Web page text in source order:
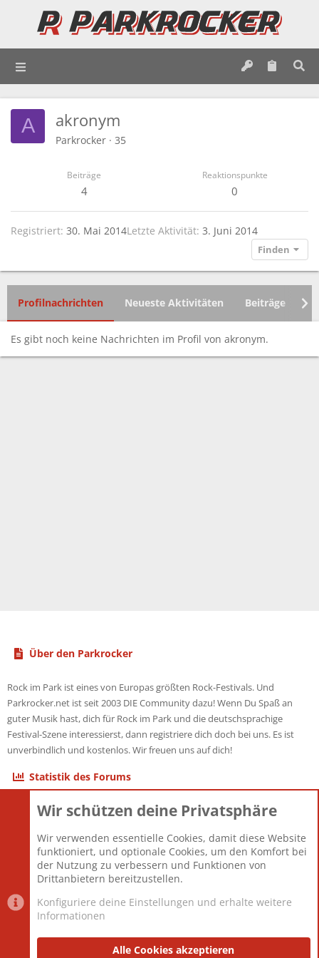
A akronym
Parkrocker · 35
Beiträge
4
Reaktionspunkte
0
Registriert 30. Mai 2014Letzte Aktivität 3. Juni 2014
Finden
Profilnachrichten Neueste Aktivitäten Beiträge
Es gibt noch keine Nachrichten im Profil von akronym.
Über den Parkrocker
Rock im Park ist eines von Europas größten Rock-Festivals. Und
Parkrocker.net ist seit 2003 DIE Community dazu! Wenn Du Spaß an
guter Musik hast, dich für Rock im Park und die deutschsprachige
Festival-Szene interessierst, dann registriere dich doch bei uns. Es ist
unverbindlich und kostenlos. Wir freuen uns auf dich!
Statistik des Forums
Themen
Mitglieder
12.427
Neuestes Mitglied
Berlin
Datenschutzerklärung Impressum
Wir schützen deine Privatsphäre
Wir verwenden essentielle Cookies, damit diese Website
funktioniert, und optionale Cookies, um den Komfort bei
der Nutzung zu verbessern und Funktionen von
Drittanbietern bereitzustellen.
Konfiguriere deine Einstellungen und erhalte weitere
Informationen
Alle Cookies akzeptieren